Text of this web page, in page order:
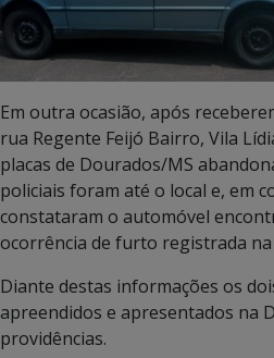
Em outra ocasião, após
rua Regente Feijó Bairro, Vila
placas de Dourados/MS
policiais foram até o local e, em
constataram o automóvel
ocorrência de furto registrada na
Diante destas informações os
apreendidos e apresentados na
providências.